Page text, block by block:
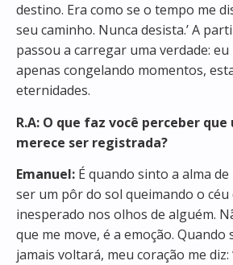
destino. Era como se o tempo me
seu caminho. Nunca desista.’ A
passou a carregar uma verdade: eu
apenas congelando momentos,
eternidades.
R.A: O que faz você perceber que
merece ser registrada?
Emanuel: É quando sinto a alma
ser um pôr do sol queimando o
inesperado nos olhos de alguém.
que me move, é a emoção. Quando
jamais voltará, meu coração me